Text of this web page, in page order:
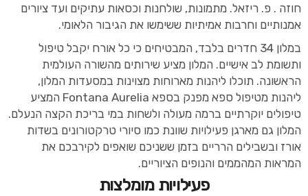
חוזה . פ. ריזאל. מתמונות, שולחנות וכסאות עתיקים ועד ציורים
אמנותיים וחרבות אמיתיות ששימשו את הגיבור הלאומי.
במלון 34 חדרים בלבד, המבטיחים כי כל אורח יקבל טיפול
ותשומת לב אישיים. המלון מציע שירותים מהשורה העולמית
הראשונה. תוכלו ליהנות מארוחות מצוינות במסעדות המלון,
ליהנות מטיפול ספא מפנק בספא Fontana Aurelia המציע
טיפולים יוקרתיים ברמה מעולה ולשחות במי בריכת הקצה הנעלם.
המלון גם מארגן פעילויות שוונת כמו סיורי טרקטורונים בשדות
אורז ובשבילים הרריים בזמן ששניכם שואפים לקירבכם את
המראות המהממים והנופים הציוריים.
פעילויות מומלצות